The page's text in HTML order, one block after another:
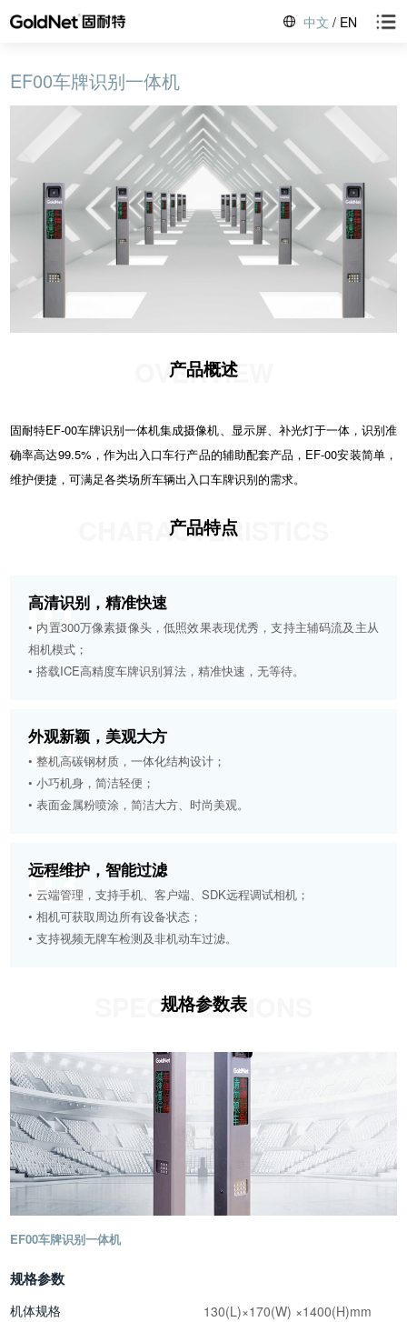
中文 / EN
EF00车牌识别一体机
产品概述
OVERVIEW
固耐特EF-00车牌识别一体机集成摄像机、显示屏、补光灯于一体，识别准
确率高达99.5%，作为出入口车行产品的辅助配套产品，EF-00安装简单，
维护便捷，可满足各类场所车辆出入口车牌识别的需求。
产品特点
CHARACTERISTICS
01
高清识别，精准快速
• 内置300万像素摄像头，低照效果表现优秀，支持主辅码流及主从
相机模式；
• 搭载ICE高精度车牌识别算法，精准快速，无等待。
02
外观新颖，美观大方
• 整机高碳钢材质，一体化结构设计；
• 小巧机身，简洁轻便；
• 表面金属粉喷涂，简洁大方、时尚美观。
03
远程维护，智能过滤
• 云端管理，支持手机、客户端、SDK远程调试相机；
• 相机可获取周边所有设备状态；
• 支持视频无牌车检测及非机动车过滤。
规格参数表
SPECIFICATIONS
EF00车牌识别一体机
规格参数
机体规格
130(L)×170(W) ×1400(H)mm